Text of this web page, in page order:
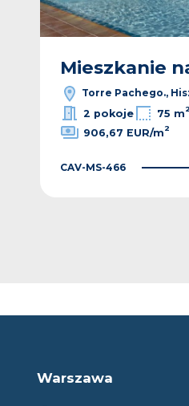
Mieszkanie
Torre Pachego.,
2 pokoje
75 m2
906,67 EUR/m2
CAV-MS-466
Warszawa